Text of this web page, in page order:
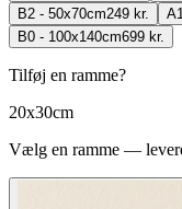
B2 - 50x70cm249 kr.
B0 - 100x140cm699 kr.
Tilføj en ramme?
20x30cm
Vælg en ramme —